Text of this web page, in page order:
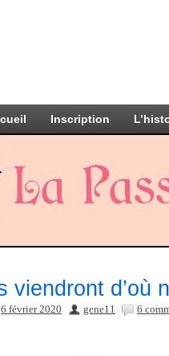
Inscription
viendront d’où
6 février 2020 gene11 6